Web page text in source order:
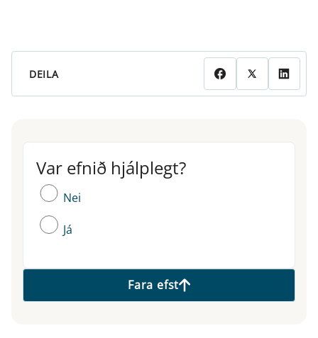
DEILA
Var efnið hjálplegt?
Var efnið hjálplegt?
Nei
Já
Fara efst